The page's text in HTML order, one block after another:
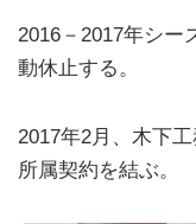
2016－2017年シー
動休止する。
2017年2月、木下
所属契約を結ぶ。